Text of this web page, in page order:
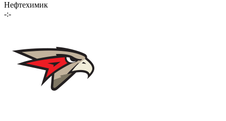
Нефтехимик
-:-